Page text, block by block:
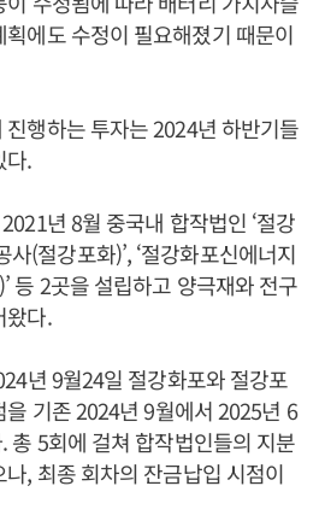
에도 수정이 필요해졌기 때문이
행하는 투자는 2024년 하반기들
다.
년 8월 중국내 합작법인 ‘절강
(절강포화)’, ‘절강화포신에너지
등 2곳을 설립하고 양극재와 전구
왔다.
년 9월24일 절강화포와 절강포
기존 2024년 9월에서 2025년 6
총 5회에 걸쳐 합작법인들의 지분
, 최종 회차의 잔금납입 시점이